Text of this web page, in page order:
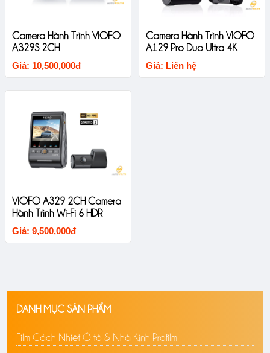
Camera Hành Trình VIOFO
A329S 2CH
Giá: 10,500,000đ
Camera Hành Trình VIOFO
A129 Pro Duo Ultra 4K
Giá: Liên hệ
VIOFO A329 2CH Camera
Hành Trình Wi-Fi 6 HDR
Giá: 9,500,000đ
DANH MỤC SẢN PHẨM
Film Cách Nhiệt Ô tô & Nhà Kính Profilm